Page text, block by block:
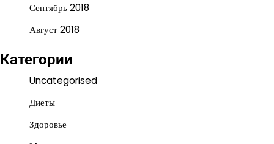
Сентябрь 2018
Август 2018
Категории
Uncategorised
Диеты
Здоровье